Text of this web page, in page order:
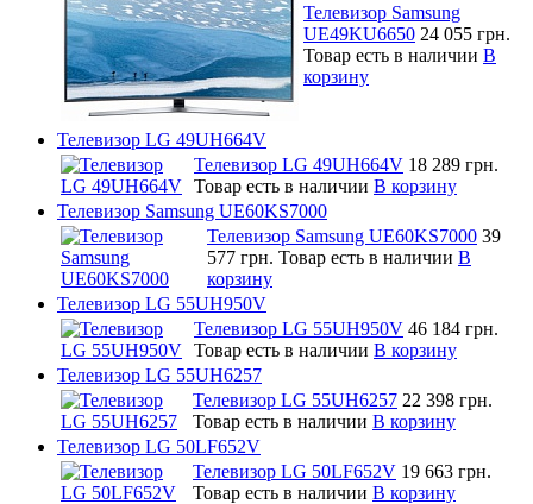
Телевизор Samsung
UE49KU6650 24 055 грн.
Товар есть в наличии В
корзину
Телевизор LG 49UH664V
Телевизор LG 49UH664V 18 289 грн.
Товар есть в наличии В корзину
Телевизор Samsung UE60KS7000
Телевизор Samsung UE60KS7000 39
577 грн. Товар есть в наличии В
корзину
Телевизор LG 55UH950V
Телевизор LG 55UH950V 46 184 грн.
Товар есть в наличии В корзину
Телевизор LG 55UH6257
Телевизор LG 55UH6257 22 398 грн.
Товар есть в наличии В корзину
Телевизор LG 50LF652V
Телевизор LG 50LF652V 19 663 грн.
Товар есть в наличии В корзину